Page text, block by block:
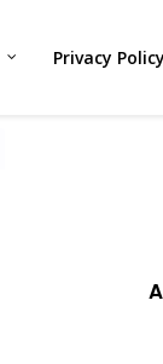
Privacy Policy